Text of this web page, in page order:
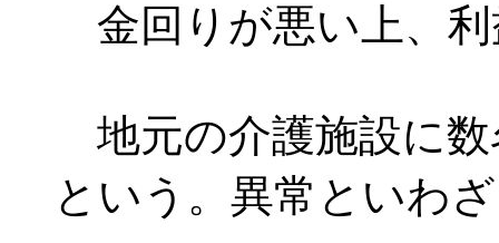
金回りが悪い上、利
地元の介護施設に数
という。異常といわ